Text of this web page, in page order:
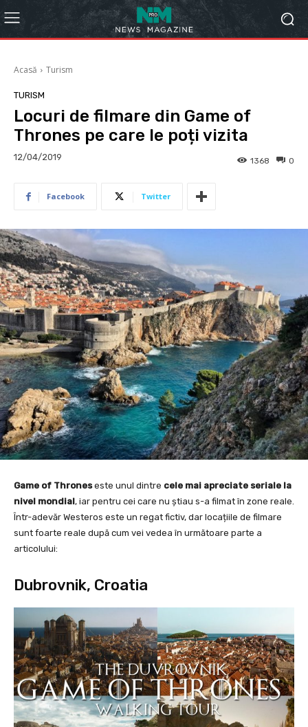
Acasă Turism
TURISM
Locuri de filmare din Game of
Thrones pe care le poți vizita
12/04/2019 0
1368
Facebook Twitter
Game of Throneseste unul dintre cele mai apreciate seriale la
nivel mondial, iar pentru cei care nu știau s-a filmat în zone reale.
Într-adevăr Westeros este un regat fictiv, dar locațiile de filmare
sunt foarte reale după cum vei vedea în următoare parte a
articolului:
Dubrovnik, Croatia